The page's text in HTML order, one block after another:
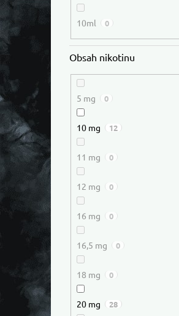
10ml 0
Obsah nikotinu
5 mg 0
10 mg 12
11 mg 0
12 mg 0
16 mg 0
16,5 mg 0
18 mg 0
20 mg 28